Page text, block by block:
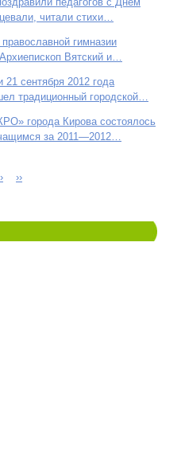
читали стихи…
гимназии
Вятский и…
21 сентября 2012 года
традиционный городской…
города Кирова состоялось
за 2011—2012…
› ››